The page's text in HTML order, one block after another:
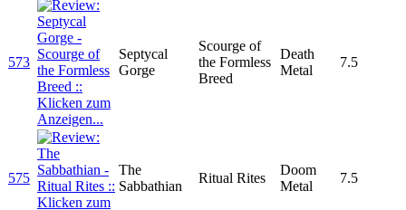
573
Septycal
Gorge
Scourge of
the Formless
Breed
Death
Metal
7.5
575
The
Sabbathian
Ritual Rites
Doom
Metal
7.5